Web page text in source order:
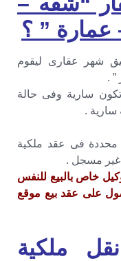
عمارة ” ؟
شهر عقارى ليقوم
” .
سارية وفى حالة
سارية .
محددة فى عقد ملكية
غير مسجل .
خاص بالبيع للنفس
على عقد بيع موقع
ملكية